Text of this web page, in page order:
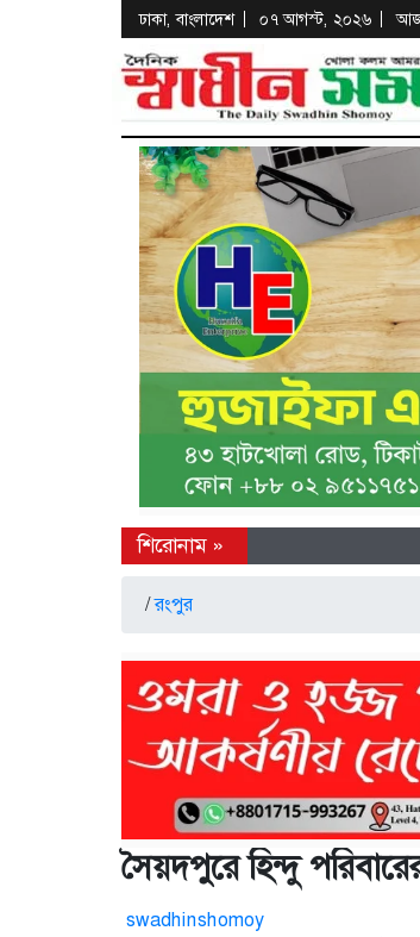
ঢাকা, বাংলাদেশ ০৭ আগস্ট, ২০২৬
/রংপুর
সৈয়দপুরে হিন্দু
swadhinshomoy